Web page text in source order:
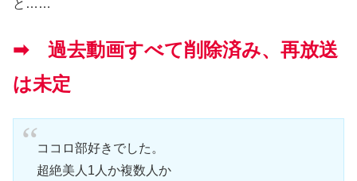
と……
➡ 過去動画すべて削除済み、再放送
は未定
ココロ部好きでした。
超絶美人1人か複数人か